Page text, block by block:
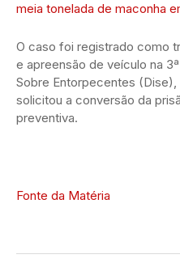
meia tonelada de maconha
O caso foi registrado como
e apreensão de veículo na
Sobre Entorpecentes
solicitou a conversão da
preventiva.
Fonte da Matéria